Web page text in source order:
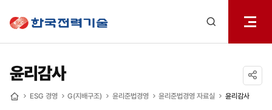
열기
윤리감사
ESG 경영 G(지배구조) 윤리준법경영 윤리준법경영 자료실 윤리감사공유하기